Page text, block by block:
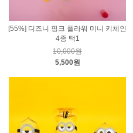
[55%] 디즈니 핑크 플라워 미니 키체인
4종 택1
10,000원
5,500원